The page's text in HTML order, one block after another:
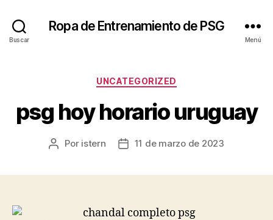
Buscar
Ropa de Entrenamiento de PSG
Menú
Categorías
UNCATEGORIZED
psg hoy horario uruguay
Autor
Por istern
Fecha11 de marzo de 2023